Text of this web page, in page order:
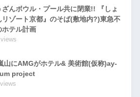
ざんボウル・プール共に閉業!! 『しょ
リゾート京都』のそば(敷地内?)東急不
ホテル計画
山にAMGがホテル& 美術館(仮称)ay-
project